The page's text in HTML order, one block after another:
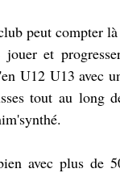
peut compter
et
U12 U13 avec
tout au long
avec plus de